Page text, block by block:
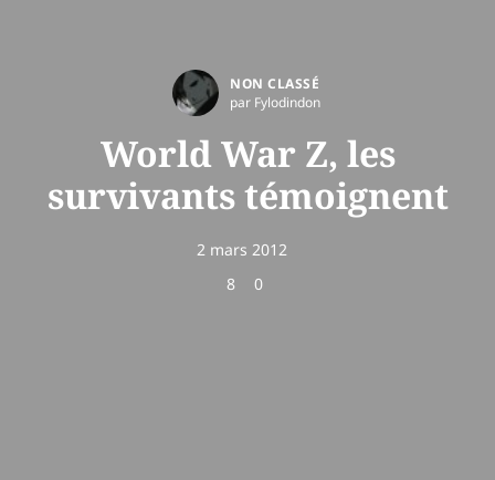
NON CLASSÉ
par Fylodindon
World War Z, les
survivants témoignent
2 mars 2012
8
0